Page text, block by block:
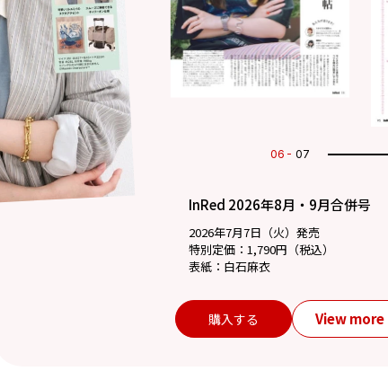
07 07
InRed 2026年8月・9月合併号
2026年7月7日（火）発売
特別定価：1,790円（税込）
表紙：白石麻衣
購入する View more